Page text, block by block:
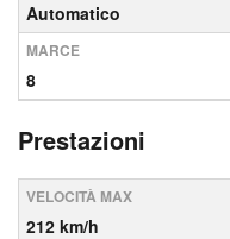
Automatico
MARCE
8
Prestazioni
VELOCITÀ MAX
212 km/h